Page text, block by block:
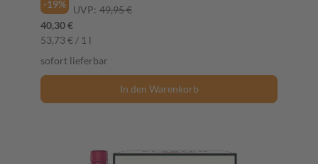
-19%
UVP: 49,95 €
40,30 €
53,73 € / 1 l
sofort lieferbar
In den Warenkorb